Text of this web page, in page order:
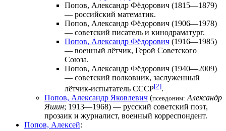
Попов, Александр Фёдорович (1815—1879)
— российский математик.
Попов, Александр Фёдорович (1906—1978)
— советский писатель и кинодраматург.
Попов, Александр Фёдорович (1916—1985)
— военный лётчик, Герой Советского
Союза.
Попов, Александр Фёдорович (1940—2009)
— советский полковник, заслуженный
лётчик-испытатель СССР[2].
Попов, Александр Яковлевич (псевдоним: Александр
Яшин; 1913—1968) — русский советский поэт,
прозаик и журналист, военный корреспондент.
Попов, Алексей: